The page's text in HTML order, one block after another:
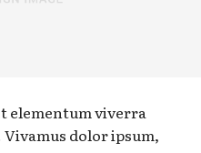
elementum viverra
dolor ipsum,